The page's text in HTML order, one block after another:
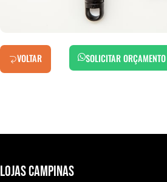
VOLTAR SOLICITAR ORÇAMENTO
LOJAS CAMPINAS